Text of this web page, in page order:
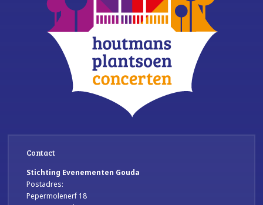
Contact
Stichting Evenementen Gouda
Postadres:
Pepermolenerf 18